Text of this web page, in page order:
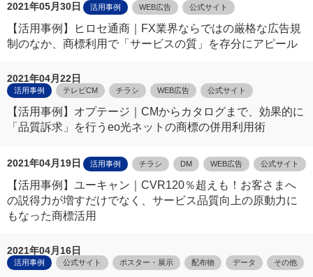
2021年05月30日 活用事例 WEB広告 公式サイト
【活用事例】ヒロセ通商｜FX業界ならではの厳格な広告規
制のなか、商標利用で「サービスの質」を存分にアピール
2021年04月22日
活用事例 テレビCM チラシ WEB広告 公式サイト
【活用事例】オプテージ｜CMからカタログまで、効果的に
「品質訴求」を行うeo光ネットの商標の併用利用術
2021年04月19日 活用事例 チラシ DM WEB広告 公式サイト
【活用事例】ユーキャン｜CVR120％超えも！お客さまへ
の説得力が増すだけでなく、サービス品質向上の原動力に
もなった商標活用
2021年04月16日
活用事例 公式サイト ポスター・展示 配布物 データ その他